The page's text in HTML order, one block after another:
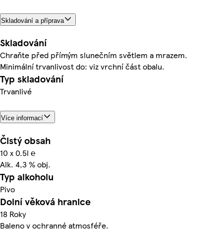
Skladování a příprava
Skladování
Chraňte před přímým slunečním světlem a mrazem.
Minimální trvanlivost do: viz vrchní část obalu.
Typ skladování
Trvanlivé
Více informací
Čistý obsah
10 x 0.5l ℮
Alk. 4,3 % obj.
Typ alkoholu
Pivo
Dolní věková hranice
18 Roky
Baleno v ochranné atmosféře.